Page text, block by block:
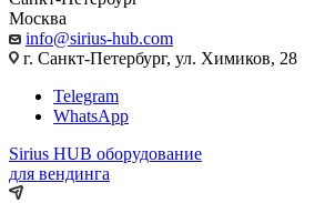
Москва
info@sirius-hub.com
г. Санкт-Петербург, ул. Химиков, 28
Telegram
WhatsApp
Sirius HUB оборудование
для вендинга